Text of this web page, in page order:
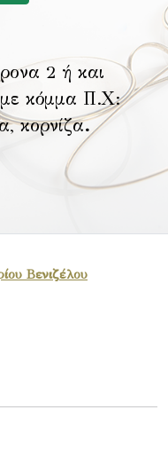
2 ή και
με κόμμα Π.Χ:
κορνίζα.
Βενιζέλου